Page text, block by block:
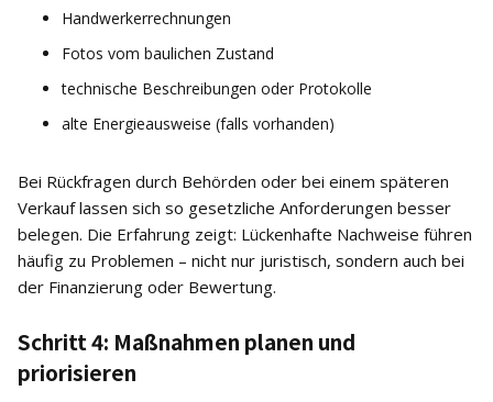
Handwerkerrechnungen
Fotos vom baulichen Zustand
technische Beschreibungen oder Protokolle
alte Energieausweise (falls vorhanden)
Bei Rückfragen durch Behörden oder bei einem späteren
Verkauf lassen sich so gesetzliche Anforderungen besser
belegen. Die Erfahrung zeigt: Lückenhafte Nachweise führen
häufig zu Problemen – nicht nur juristisch, sondern auch bei
der Finanzierung oder Bewertung.
Schritt 4: Maßnahmen planen und
priorisieren